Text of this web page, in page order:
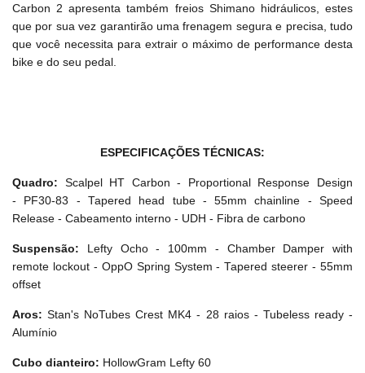
Carbon 2 apresenta também freios Shimano hidráulicos, estes
que por sua vez garantirão uma frenagem segura e precisa, tudo
que você necessita para extrair o máximo de performance desta
bike e do seu pedal.
ESPECIFICAÇÕES TÉCNICAS:
Quadro: Scalpel HT Carbon - Proportional Response Design
- PF30-83 - Tapered head tube - 55mm chainline - Speed
Release - Cabeamento interno - UDH - Fibra de carbono
Suspensão: Lefty Ocho - 100mm - Chamber Damper with
remote lockout - OppO Spring System - Tapered steerer - 55mm
offset
Aros: Stan's NoTubes Crest MK4 - 28 raios - Tubeless ready -
Alumínio
Cubo dianteiro: HollowGram Lefty 60